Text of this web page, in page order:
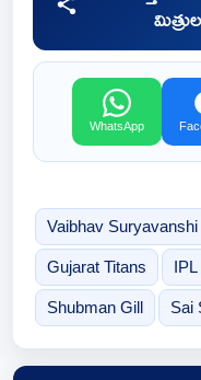
WhatsApp
Vaibhav Suryavanshi
Gujarat Titans IPL
Shubman Gill Sai